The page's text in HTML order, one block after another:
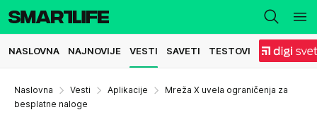
NASLOVNA NAJNOVIJE VESTI SAVETI TESTOVI
Naslovna Vesti Aplikacije
Mreža X uvela ograničenja za
besplatne naloge